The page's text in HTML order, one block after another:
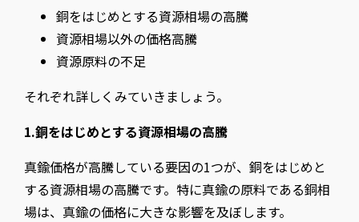
銅をはじめとする資源相場の高騰
資源相場以外の価格高騰
資源原料の不足
それぞれ詳しくみていきましょう。
1.銅をはじめとする資源相場の高騰
真鍮価格が高騰している要因の1つが、銅をはじめと
する資源相場の高騰です。特に真鍮の原料である銅相
場は、真鍮の価格に大きな影響を及ぼします。